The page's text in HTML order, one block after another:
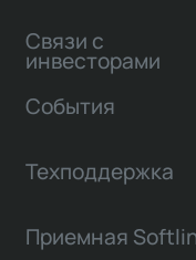
Связи с
инвесторами
События
Техподдержка
Приемная